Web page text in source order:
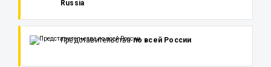
Russia
Представительствапо всей России